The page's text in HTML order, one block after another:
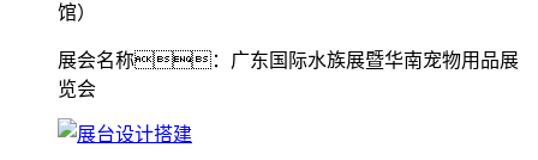
馆）
展会名称：广东国际水族展暨华南宠物用品展
览会